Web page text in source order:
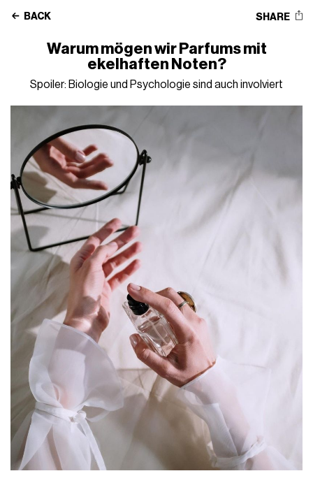
BACK SHARE
Warum mögen wir Parfums mit
ekelhaften Noten?
Spoiler: Biologie und Psychologie sind auch involviert